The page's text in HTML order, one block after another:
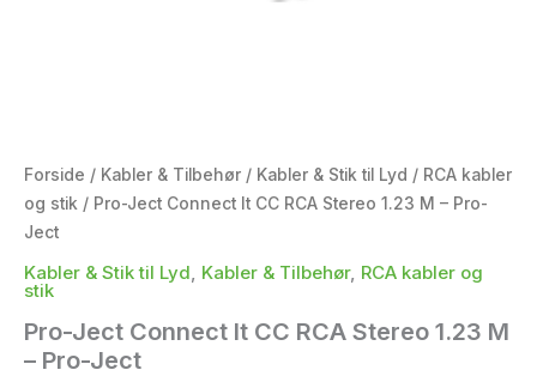
Forside / Kabler & Tilbehør / Kabler & Stik til Lyd / RCA kabler
og stik / Pro-Ject Connect It CC RCA Stereo 1.23 M – Pro-
Ject
Kabler & Stik til Lyd Kabler & Tilbehør, RCA kabler og
stik
Pro-Ject Connect It CC RCA Stereo 1.23 M
– Pro-Ject